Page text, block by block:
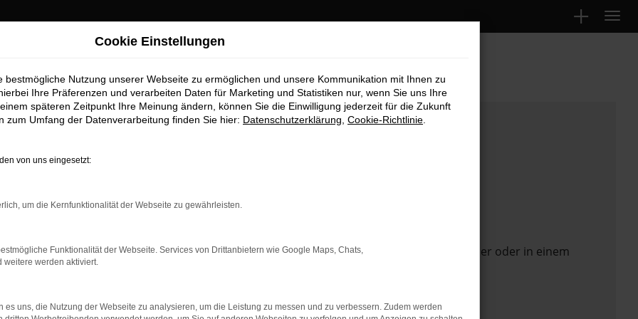
das Laden bestimmter Seiten verhindern. Funktioniert die Seite in einem anderen Browser oder in einem
zu beheben.
Cookie Einstellungen
bestmögliche Nutzung unserer Webseite zu ermöglichen und unsere Kommunikation mit Ihnen zu
Ihre Präferenzen und verarbeiten Daten für Marketing und Statistiken nur, wenn Sie uns Ihre
späteren Zeitpunkt Ihre Meinung ändern, können Sie die Einwilligung jederzeit für die Zukunft
zum Umfang der Datenverarbeitung finden Sie hier: Datenschutzerklärung Cookie-Richtlinie
von uns eingesetzt:
um die Kernfunktionalität der Webseite zu gewährleisten.
Funktionalität der Webseite. Services von Drittanbietern wie Google Maps, Chats,
weitere werden aktiviert.
es uns, die Nutzung der Webseite zu analysieren, um die Leistung zu messen und zu verbessern. Zudem werden